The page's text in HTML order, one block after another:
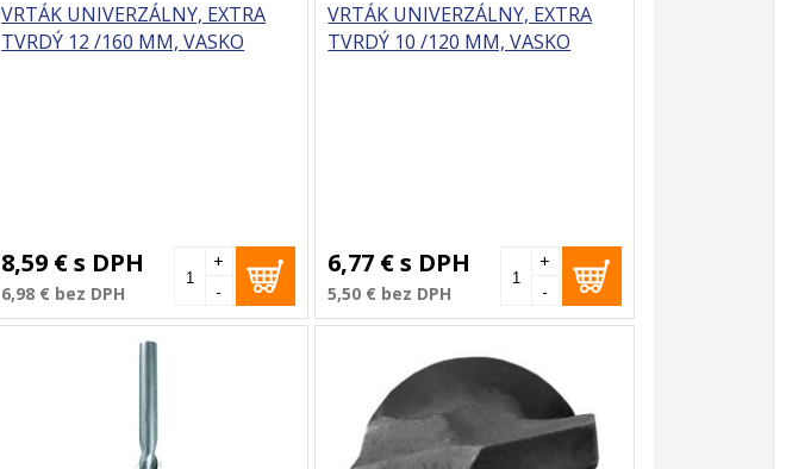
VRTÁK UNIVERZÁLNY, EXTRA
TVRDÝ 12 /160 MM, VASKO
8,59 €s DPH
6,98 € bez DPH -
+
VRTÁK UNIVERZÁLNY, EXTRA
TVRDÝ 10 /120 MM, VASKO
6,77 €s DPH
5,50 € bez DPH -
+